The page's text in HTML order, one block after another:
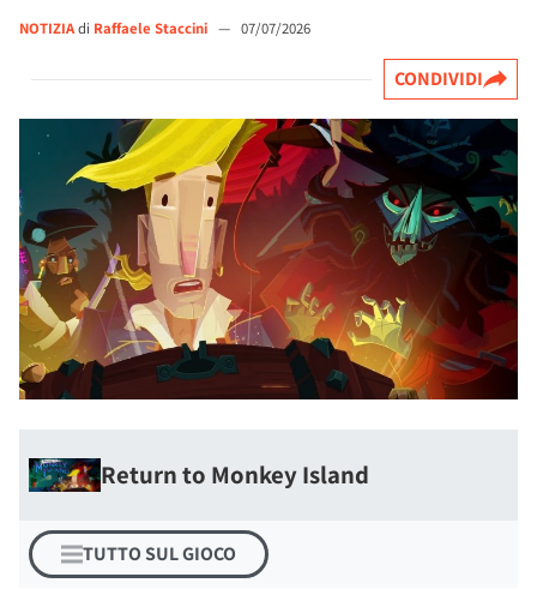
NOTIZIAdi Raffaele Staccini — 07/07/2026
CONDIVIDI
Return to Monkey Island
TUTTO SUL GIOCO